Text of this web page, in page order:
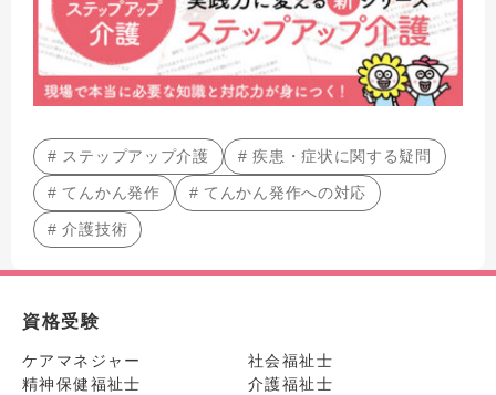
# ステップアップ介護 # 疾患・症状に関する疑問
# てんかん発作 # てんかん発作への対応
# 介護技術
資格受験
ケアマネジャー
社会福祉士
精神保健福祉士
介護福祉士